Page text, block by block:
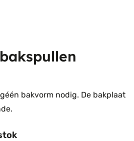
bakvorm nodig. De bakplaat